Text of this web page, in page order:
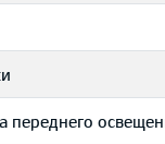
переднего